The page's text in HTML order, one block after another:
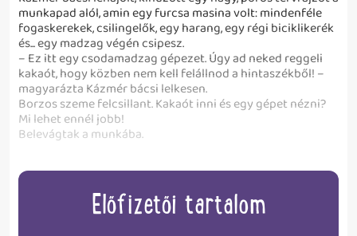
munkapad alól, amin egy furcsa masina volt: mindenféle
fogaskerekek, csilingelők, egy harang, egy régi biciklikerék
és... egy madzag végén csipesz.
– Ez itt egy csodamadzag gépezet. Úgy ad neked reggeli
kakaót, hogy közben nem kell felállnod a hintaszékből! –
magyarázta Kázmér bácsi lelkesen.
Borzos szeme felcsillant. Kakaót inni és egy gépet nézni?
Mi lehet ennél jobb!
Belevágtak a munkába.
Előfizetői tartalom